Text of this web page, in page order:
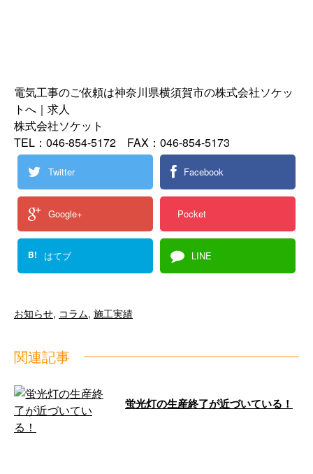
電気工事のご依頼は神奈川県横須賀市の株式会社ソケッ
トへ｜求人
株式会社ソケット
TEL：046-854-5172 FAX：046-854-5173
Twitter Facebook
Google+ Pocket
B! はてブ LINE
お知らせ, コラム, 施工実績
関連記事
蛍光灯の生産終了が近づいている！